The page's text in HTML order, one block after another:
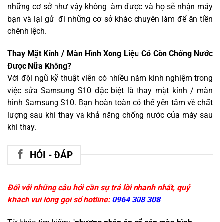
những cơ sở như vậy không làm được và họ sẽ nhận máy
bạn và lại gửi đi những cơ sở khác chuyên làm để ăn tiền
chênh lệch.
Thay Mặt Kính / Màn Hình Xong Liệu Có Còn Chống Nước
Được Nữa Không?
Với đội ngũ kỹ thuật viên có nhiều năm kinh nghiệm trong
việc sửa Samsung S10 đặc biệt là thay mặt kính / màn
hình Samsung S10. Bạn hoàn toàn có thể yên tâm về chất
lượng sau khi thay và khả năng chống nước của máy sau
khi thay.
HỎI - ĐÁP
Đối với những câu hỏi cần sự trả lời nhanh nhất, quý
khách vui lòng gọi số hotline: 0964 308 308